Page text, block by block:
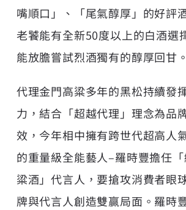
嘴順口」、「尾氣醇厚」的好評
老饕能有全新50度以上的白酒選
能放膽嘗試烈酒獨有的醇厚回甘。
代理金門高粱多年的黑松持續發
力，結合「超越代理」理念為品
效，今年相中擁有跨世代超高人
的重量級全能藝人–羅時豐擔任
粱酒」代言人，要搶攻消費者眼
牌與代言人創造雙贏局面。羅時